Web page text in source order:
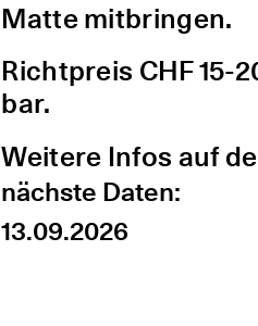
Matte mitbringen.
Richtpreis CHF 15-
bar.
Weitere Infos auf
nächste Daten:
13.09.2026